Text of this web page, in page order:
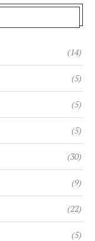
(14)
(5)
(5)
(5)
(30)
(9)
(22)
(5)